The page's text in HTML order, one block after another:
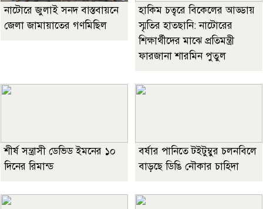
নাটোরে জুলাই সনদ বাস্তবায়নে
জেলা জামায়াতের গণমিছিল
হাকিম চত্বরে বিকেলের আড্ডায়
স্মৃতির হাতছানি: নাটোরের
শিক্ষার্থীদের মাঝে প্রতিমন্ত্রী
ফারজানা শারমিন পুতুল
শীর্ষ সন্ত্রাসী ডেভিড ইমনের ১০
দিনের রিমান্ড
বর্ষার পানিতে টইটুম্বুর চলনবিলে
বাড়ছে ডিঙি নৌকার চাহিদা